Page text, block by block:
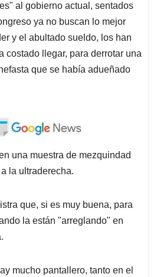
al gobierno actual, sentados
ya no buscan lo mejor
y el abultado sueldo, los han
costado llegar, para derrotar una
que se había adueñado
una muestra de mezquindad
la ultraderecha.
que, si es muy buena, para
la están "arreglando" en
mucho pantallero, tanto en el